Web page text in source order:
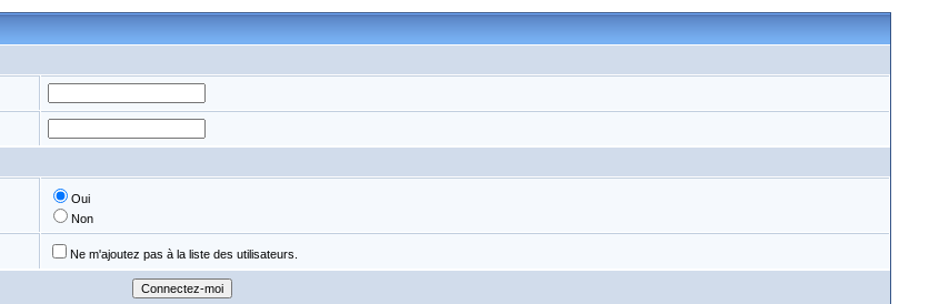
Oui
Non
Ne m'ajoutez pas à la liste des utilisateurs.